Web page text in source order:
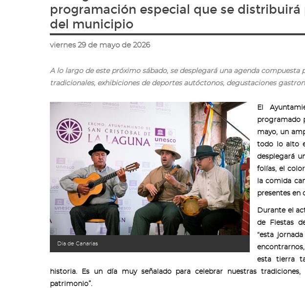
a
la
página
de
programación especial que se
del municipio
viernes 29 de mayo de 2026
A lo largo de este próximo sábado, se desplegará una agenda
tradicionales, exhibiciones de deportes autóctonos, degustaciones
Día de Canarias
El
programado
mayo, un
todo lo alto
desplegará
folías, el
la comida
presentes en
Durante el
de Fiestas
“esta
esta tierra
historia. Es un día muy señalado para celebrar nuestras
patrimonio”.